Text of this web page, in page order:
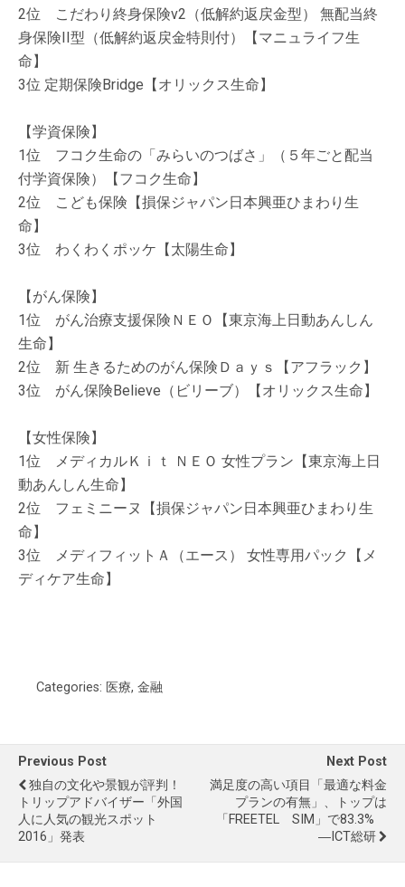
2位 こだわり終身保険v2（低解約返戻金型） 無配当終
身保険II型（低解約返戻金特則付）【マニュライフ生
命】
3位 定期保険Bridge【オリックス生命】
【学資保険】
1位 フコク生命の「みらいのつばさ」（５年ごと配当
付学資保険）【フコク生命】
2位 こども保険【損保ジャパン日本興亜ひまわり生
命】
3位 わくわくポッケ【太陽生命】
【がん保険】
1位 がん治療支援保険ＮＥＯ【東京海上日動あんしん
生命】
2位 新 生きるためのがん保険Ｄａｙｓ【アフラック】
3位 がん保険Believe（ビリーブ）【オリックス生命】
【女性保険】
1位 メディカルＫｉｔ ＮＥＯ 女性プラン【東京海上日
動あんしん生命】
2位 フェミニーヌ【損保ジャパン日本興亜ひまわり生
命】
3位 メディフィットＡ（エース） 女性専用パック【メ
ディケア生命】
Categories: 医療, 金融
Previous Post
独自の文化や景観が評判！
トリップアドバイザー「外国
人に人気の観光スポット
2016」発表
Next Post
満足度の高い項目「最適な料金
プランの有無」、トップは
「FREETEL SIM」で83.3%
―ICT総研